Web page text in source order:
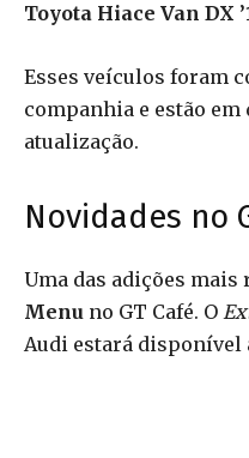
Toyota Hiace Van DX
Esses veículos foram
companhia e estão
atualização.
Novidades no
Uma das adições mais
Menu no GT Café. O
Audi estará disponível